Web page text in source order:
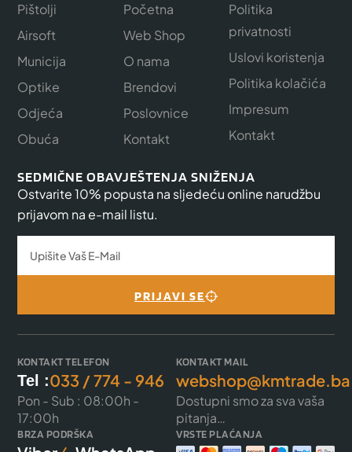
Pištolji
Airsoft
Municija
Optike
Odjeća
Obuća
Početna
Web Shop
O nama
Brendovi
Poslovnice
Kontakt
Politika
privatnosti
Uslovi koristenja
Politika kolačića
Impresum
Kontakt
SEDMIČNE OBAVJEŠTENJA SNIŽENJA
Ostvarite 10% popusta na sljedeću online narudžbu
prijavom na e-mail listu.
PRIJAVI SE
KONTAKT TELEFON
Tel :033 / 774 - 946
Pon - Sub : 08:00h -
17:00h
KONTAKT MAIL
webshop@kmtrade.ba
Dostupni smo za sva vaša
pitanja…
BRZA PODRŠKA VRSTE PLAĆANJA